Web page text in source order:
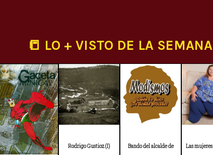
📒 LO + VISTO DE LA SEMANA
Rodrigo Gustioz (I)
Bando del alcalde de
Las